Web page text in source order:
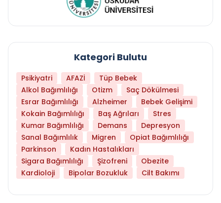
Kategori Bulutu
Psikiyatri AFAZİ
Tüp Bebek
Alkol Bağımlılığı
Otizm
Saç Dökülmesi
Esrar Bağımlılığı
Alzheimer
Bebek Gelişimi
Kokain Bağımlılığı
Baş Ağrıları
Stres
Kumar Bağımlılığı
Demans
Depresyon
Sanal Bağımlılık
Migren
Opiat Bağımlılığı
Parkinson
Kadın Hastalıkları
Sigara Bağımlılığı
Şizofreni
Obezite
Kardioloji
Bipolar Bozukluk Cilt Bakımı